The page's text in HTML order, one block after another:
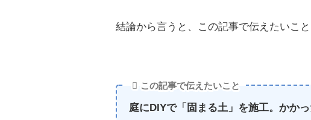
結論から言うと、この記事で伝えたいこ
この記事で伝えたいこと
庭にDIYで「固まる土」を施工。かか